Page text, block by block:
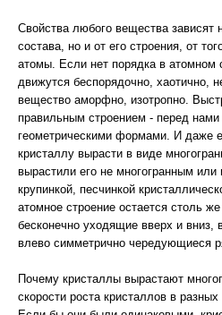
Свойства любого вещества зависят
состава, но и от его строения, от
атомы. Если нет порядка в атомном
движутся беспорядочно, хаотично,
вещество аморфно, изотропно.
правильным строением - перед
геометрическими формами. И даже
кристаллу вырасти в виде
вырастили его не многогранным
крупинкой, песчинкой
атомное строение остается столь
бесконечно уходящие вверх и вниз,
влево симметрично чередующиеся
Почему кристаллы вырастают
скорости роста кристаллов в